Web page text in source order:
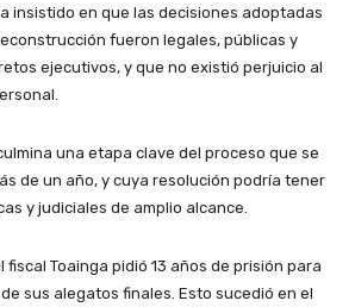
insistido en que las decisiones adoptadas
fueron legales, públicas y
ejecutivos, y que no existió perjuicio al
una etapa clave del proceso que se
de un año, y cuya resolución podría tener
y judiciales de amplio alcance.
Toainga pidió 13 años de prisión para
sus alegatos finales. Esto sucedió en el